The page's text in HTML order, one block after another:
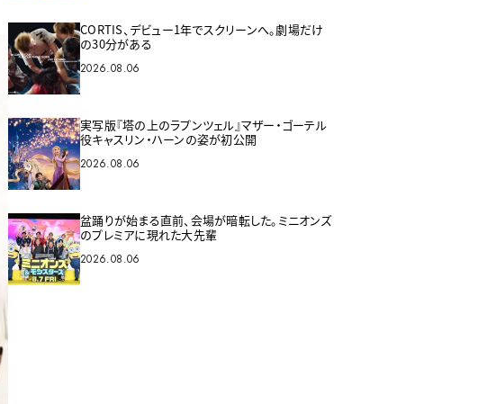
CORTIS、デビュー1年でスクリーンへ。劇場だけ
の30分がある
2026.08.06
実写版『塔の上のラプンツェル』マザー・ゴーテル
役キャスリン・ハーンの姿が初公開
2026.08.06
盆踊りが始まる直前、会場が暗転した。ミニオンズ
のプレミアに現れた大先輩
2026.08.06